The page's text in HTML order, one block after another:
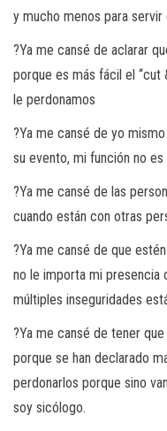
y mucho menos para
?Ya me cansé de aclarar
porque es más fácil el “cut
le perdonamos
?Ya me cansé de yo
su evento, mi función no
?Ya me cansé de las
cuando están con otras
?Ya me cansé de que
no le importa mi presencia
múltiples inseguridades
?Ya me cansé de tener
porque se han declarado
perdonarlos porque sino
soy sicólogo.